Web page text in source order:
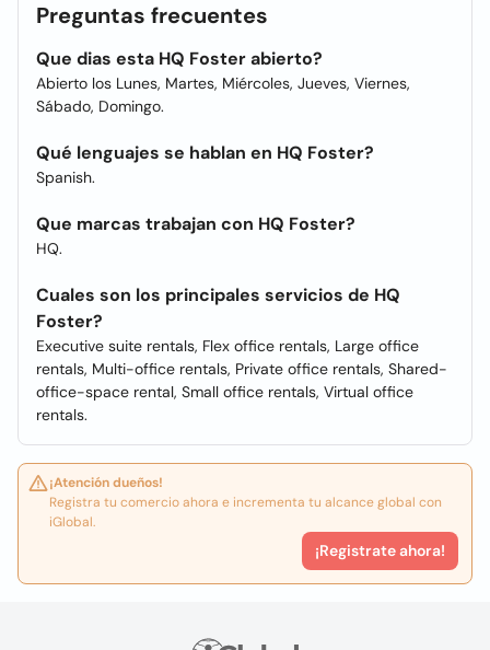
Preguntas frecuentes
Que dias esta HQ Foster abierto?
Abierto los Lunes, Martes, Miércoles, Jueves, Viernes,
Sábado, Domingo.
Qué lenguajes se hablan en HQ Foster?
Spanish.
Que marcas trabajan con HQ Foster?
HQ.
Cuales son los principales servicios de HQ
Foster?
Executive suite rentals, Flex office rentals, Large office
rentals, Multi-office rentals, Private office rentals, Shared-
office-space rental, Small office rentals, Virtual office
rentals.
¡Atención dueños!
Registra tu comercio ahora e incrementa tu alcance global con
iGlobal.
¡Registrate ahora!